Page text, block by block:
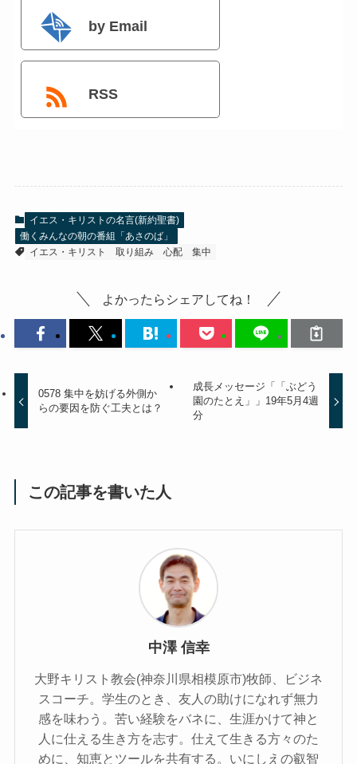
by Email
RSS
イエス・キリストの名言(新約聖書)
働くみんなの朝の番組「あさのば」
イエス・キリスト
取り組み 心配 集中
よかったらシェアしてね！
0578 集中を妨げる外側か
らの要因を防ぐ工夫とは？
成長メッセージ「「ぶどう
園のたとえ」」19年5月4週
分
この記事を書いた人
中澤 信幸
大野キリスト教会(神奈川県相模原市)牧師、ビジネ
スコーチ。学生のとき、友人の助けになれず無力
感を味わう。苦い経験をバネに、生涯かけて神と
人に仕える生き方を志す。仕えて生きる方々のた
めに、知恵とツールを共有する。いにしえの叡智